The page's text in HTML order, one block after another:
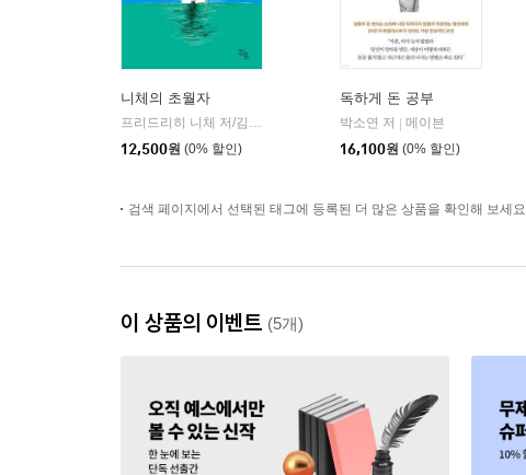
니체의 초월자
12,500원 (0% 할인)
독하게 돈 공부
박소연 저 | 메이븐
16,100원 (0% 할인)
검색 페이지에서 선택된 태그에 등록된 더 많은 상품을 확인해 보세요.
이 상품의 이벤트 (5개)